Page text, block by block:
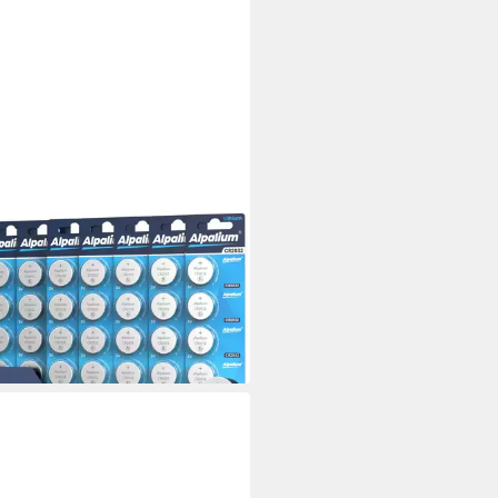
Knopfzellen Batterien 40
Sparset Knopfzelle, (3V V),
lange Lagerfähigkeit,
verpackt, Sparset
€
1 Stk)
- in 4-5 Werktagen bei dir